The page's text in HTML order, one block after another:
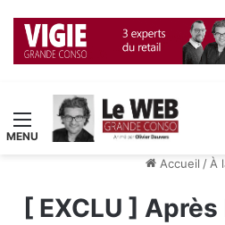
Menu
Accueil / À
[ EXCLU ]